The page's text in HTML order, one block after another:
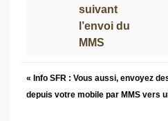
suivant
l’envoi du
MMS
« Info SFR : Vous aussi, envoyez
depuis votre mobile par MMS vers